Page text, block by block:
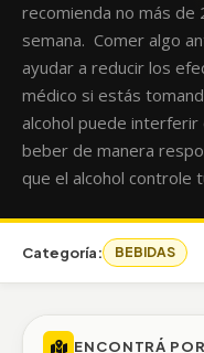
recomienda no más de
semana. Comer algo
ayudar a reducir los
médico si estás
alcohol puede interferir
beber de manera
que el alcohol controle
Categoría: BEBIDAS
ENCONTRÁ